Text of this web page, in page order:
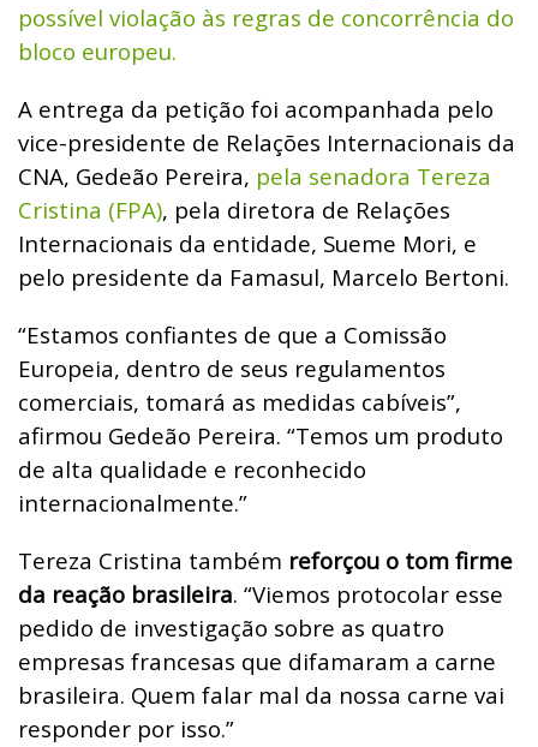
possível violação às regras de concorrência do
bloco europeu.
A entrega da petição foi acompanhada pelo
vice-presidente de Relações Internacionais da
CNA, Gedeão Pereira, pela senadora Tereza
Cristina (FPA), pela diretora de Relações
Internacionais da entidade, Sueme Mori, e
pelo presidente da Famasul, Marcelo Bertoni.
“Estamos confiantes de que a Comissão
Europeia, dentro de seus regulamentos
comerciais, tomará as medidas cabíveis”,
afirmou Gedeão Pereira. “Temos um produto
de alta qualidade e reconhecido
internacionalmente.”
Tereza Cristina também reforçou o tom firme
da reação brasileira. “Viemos protocolar esse
pedido de investigação sobre as quatro
empresas francesas que difamaram a carne
brasileira. Quem falar mal da nossa carne vai
responder por isso.”